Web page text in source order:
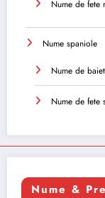
Nume de fete
Nume spaniole
Nume de
Nume de fete
Nume &